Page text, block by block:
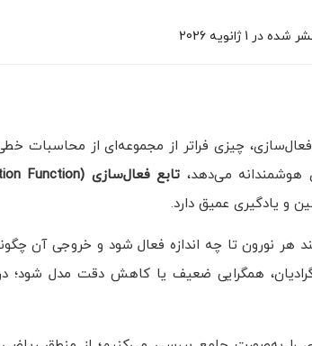
شده در 1 ژانویه 2026
چیزی فراتر از مجموعه‌ای از محاسبات
هوشمندانه می‌دهد، تابع فعال‌سازی (Activation Function)
و یادگیری عمیق دارد.
نورون تا چه اندازه فعال شود و خروجی آن
همگرایی ضعیف یا کاهش دقت مدل شود؛